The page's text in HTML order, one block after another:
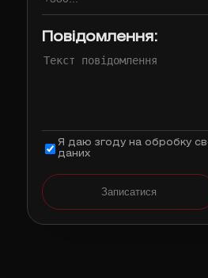
Повідомлення:
Я даю згоду на обробку
даних
Записатися